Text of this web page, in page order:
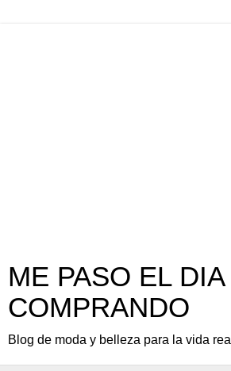
ME PASO EL DIA
COMPRANDO
Blog de moda y belleza para la vida real